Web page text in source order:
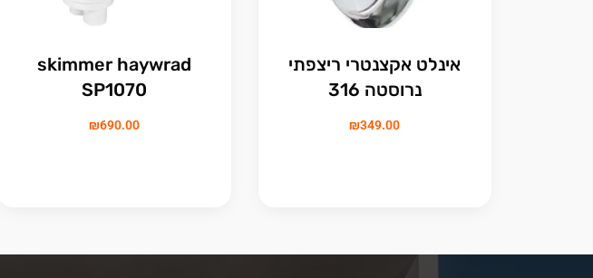
אינלט אקצנטרי ריצפתי
נרוסטה 316
₪349.00
skimmer haywrad
SP1070
₪690.00